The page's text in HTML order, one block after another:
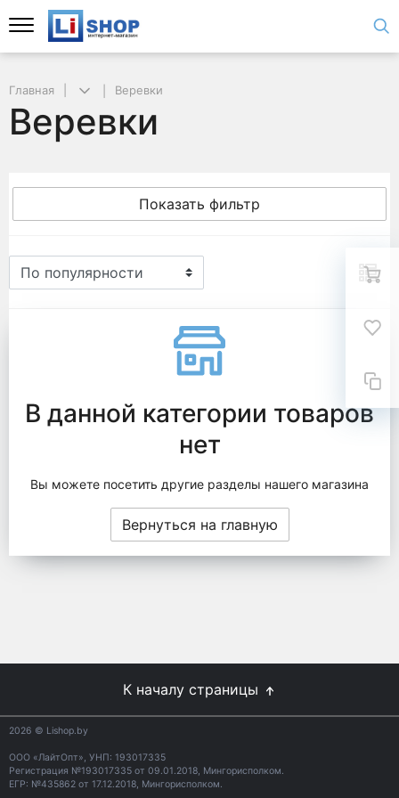
Главная Веревки
Веревки
Показать фильтр
В данной категории товаров
нет
Вы можете посетить другие разделы нашего магазина
Вернуться на главную
К началу страницы
2026 © Lishop.by
ООО «ЛайтОпт», УНП: 193017335
Регистрация №193017335 от 09.01.2018, Мингорисполком.
ЕГР: №435862 от 17.12.2018, Мингорисполком.